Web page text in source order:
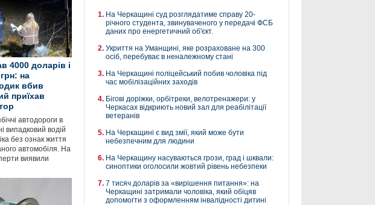
4000 доларів і
на
вбив
приїхав
автодороги в
випадковий водій
без ознак життя
автомобіля. На
виявили
На Черкащині суд розглядатиме справу 20-
річного студента, звинуваченого у передачі ФСБ
даних про енергетичний об'єкт.
Укриття на Уманщині, яке розраховане на 300
осіб, перебуває в неналежному стані
На Черкащині поліцейський побив чоловіка під
час мобілізаційних заходів
Бігові доріжки, орбітреки, велотренажери: у
Черкасах відкриють новий зал для реабілітації
ветеранів
На Черкащині є вид змії, який може бути
небезпечним для людини
На Черкащину насуваються грози, град і шквали:
синоптики оголосили жовтий рівень небезпеки
7 тисяч доларів за «вирішення питання»: на
Черкащині затримали чоловіка, який обіцяв
допомогти з оформленням інвалідності дитині